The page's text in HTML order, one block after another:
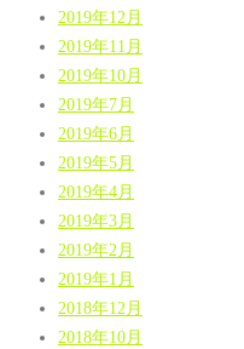
2019年12月
2019年11月
2019年10月
2019年7月
2019年6月
2019年5月
2019年4月
2019年3月
2019年2月
2019年1月
2018年12月
2018年10月